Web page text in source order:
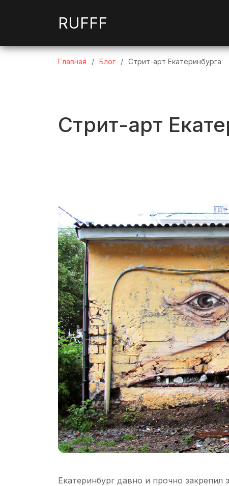
RUFFF
Главная Блог Стрит-арт Екатеринбурга ⁠⁠
Стрит-арт
Екатеринбург давно и прочно закрепил